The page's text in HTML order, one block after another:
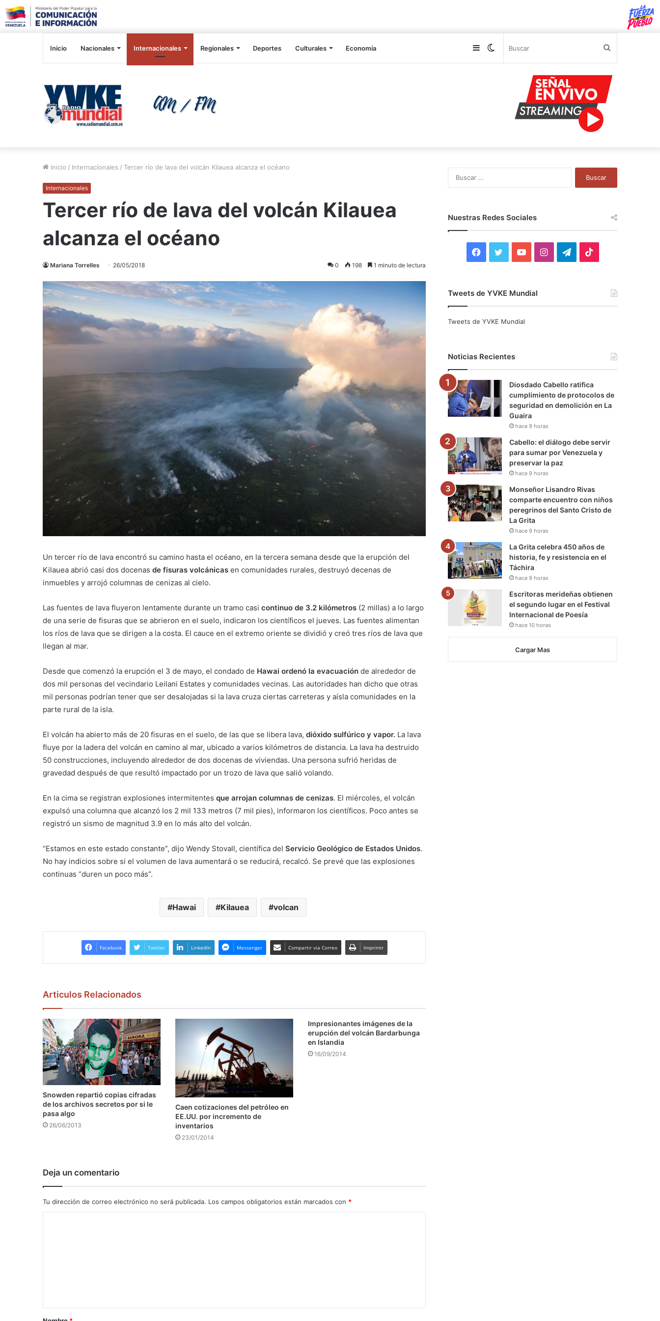
Inicio Nacionales Internacionales Regionales Deportes Culturales Economía Switch
Sidebar
Inicio / Internacionales / Tercer río de lava del volcán Kilauea alcanza el océano
Internacionales
Tercer río de lava del volcán Kilauea
alcanza el océano
Mariana Torrelles 26/05/2018 0 198 1 minuto de lectura
Un tercer río de lava encontró su camino hasta el océano, en la tercera semana desde que la erupción del
Kilauea abrió casi dos docenas de fisuras volcánicas en comunidades rurales, destruyó decenas de
inmuebles y arrojó columnas de cenizas al cielo.
Las fuentes de lava fluyeron lentamente durante un tramo casi continuo de 3.2 kilómetros (2 millas) a lo largo
de una serie de fisuras que se abrieron en el suelo, indicaron los científicos el jueves. Las fuentes alimentan
los ríos de lava que se dirigen a la costa. El cauce en el extremo oriente se dividió y creó tres ríos de lava que
llegan al mar.
Desde que comenzó la erupción el 3 de mayo, el condado de Hawai ordenó la evacuación de alrededor de
dos mil personas del vecindario Leilani Estates y comunidades vecinas. Las autoridades han dicho que otras
mil personas podrían tener que ser desalojadas si la lava cruza ciertas carreteras y aísla comunidades en la
parte rural de la isla.
El volcán ha abierto más de 20 fisuras en el suelo, de las que se libera lava, dióxido sulfúrico y vapor. La lava
fluye por la ladera del volcán en camino al mar, ubicado a varios kilómetros de distancia. La lava ha destruido
50 construcciones, incluyendo alrededor de dos docenas de viviendas. Una persona sufrió heridas de
gravedad después de que resultó impactado por un trozo de lava que salió volando.
En la cima se registran explosiones intermitentes que arrojan columnas de cenizas. El miércoles, el volcán
expulsó una columna que alcanzó los 2 mil 133 metros (7 mil pies), informaron los científicos. Poco antes se
registró un sismo de magnitud 3.9 en lo más alto del volcán.
“Estamos en este estado constante”, dijo Wendy Stovall, científica del Servicio Geológico de Estados Unidos.
No hay indicios sobre si el volumen de lava aumentará o se reducirá, recalcó. Se prevé que las explosiones
continuas “duren un poco más”.
Hawai Kilauea volcan
Facebook Twitter LinkedIn Messenger Compartir via Correo Imprimir
Articulos Relacionados
Snowden repartió copias cifradas
de los archivos secretos por si le
pasa algo
26/06/2013
Caen cotizaciones del petróleo en
EE.UU. por incremento de
inventarios
23/01/2014
Impresionantes imágenes de la
erupción del volcán Bardarbunga
en Islandia
16/09/2014
Deja un comentario
Tu dirección de correo electrónico no será publicada. Los campos obligatorios están marcados con *
a
Nuestras Redes Sociales
F
c
o
k
i
r
Y
u
e
I
r
a
m
T
a
m
Tweets de YVKE Mundial
Tweets de YVKE Mundial
Noticias Recientes
Diosdado Cabello ratifica
cumplimiento de protocolos de
seguridad en demolición en La
Guaira
hace 9 horas
Cabello: el diálogo debe servir
para sumar por Venezuela y
preservar la paz
hace 9 horas
Monseñor Lisandro Rivas
comparte encuentro con niños
peregrinos del Santo Cristo de
La Grita
hace 9 horas
La Grita celebra 450 años de
historia, fe y resistencia en el
Táchira
hace 9 horas
Escritoras merideñas obtienen
el segundo lugar en el Festival
Internacional de Poesía
hace 10 horas
Cargar Mas